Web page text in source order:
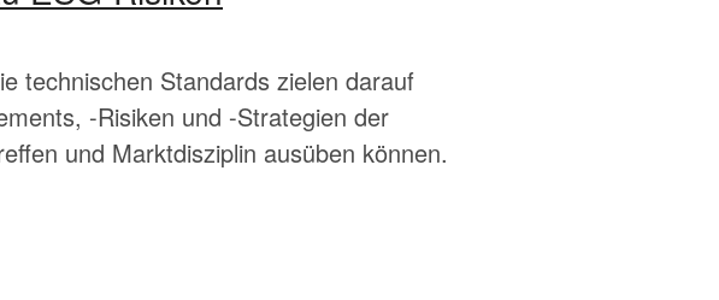
technischen Standards zielen darauf
-Risiken und -Strategien der
und Marktdisziplin ausüben können.